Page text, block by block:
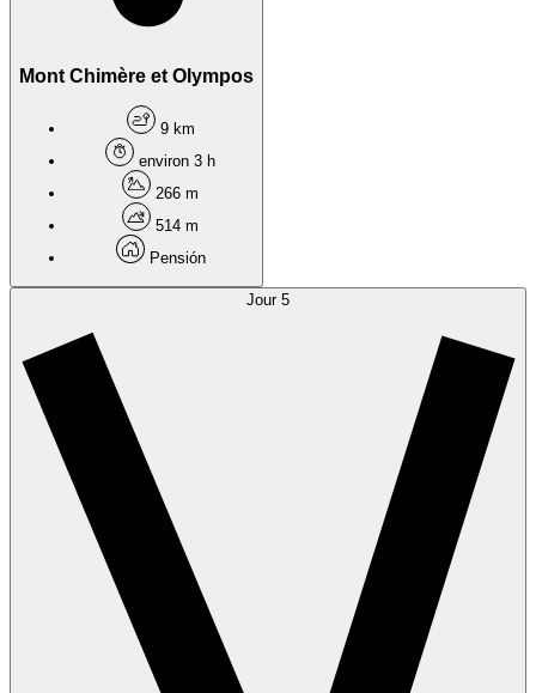
Mont Chimère et Olympos
9 km
environ 3 h
266 m
514 m
Pensión
Jour 5